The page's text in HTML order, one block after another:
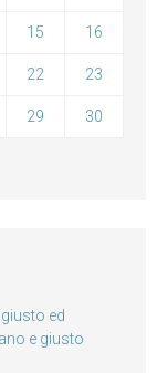
15 16
22 23
29 30
ed
e giusto